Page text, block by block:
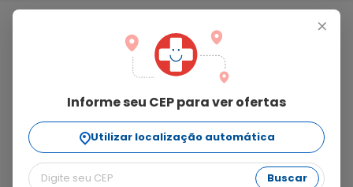
+
Informe seu CEP para ver ofertas
Utilizar localização automática
Buscar
Ordenar Por
relevância